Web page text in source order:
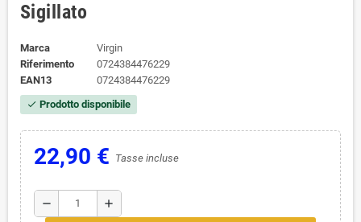
Sigillato
Marca
Virgin
Riferimento
0724384476229
EAN13
0724384476229
check Prodotto disponibile
22,90 € Tasse incluse
remove add